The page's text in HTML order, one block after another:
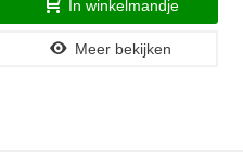
In winkelmandje
Meer bekijken